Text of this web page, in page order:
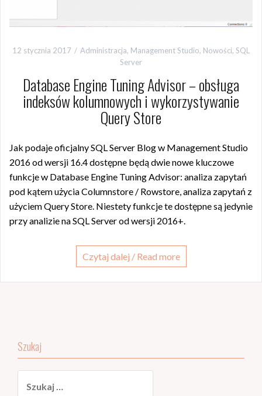
12 stycznia 2017 Administracja, Management Studio, Nowości, SQL
Server
Database Engine Tuning Advisor – obsługa
indeksów kolumnowych i wykorzystywanie
Query Store
Jak podaje oficjalny SQL Server Blog w Management Studio
2016 od wersji 16.4 dostępne będą dwie nowe kluczowe
funkcje w Database Engine Tuning Advisor: analiza zapytań
pod kątem użycia Columnstore / Rowstore, analiza zapytań z
użyciem Query Store. Niestety funkcje te dostępne są jedynie
przy analizie na SQL Server od wersji 2016+.
Czytaj dalej / Read more
Szukaj